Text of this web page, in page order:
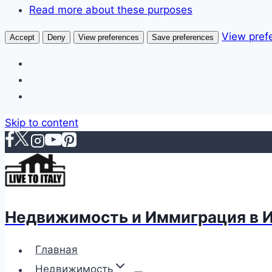
Read more about these purposes
Accept Deny View preferences Save preferences View
Skip to content
Недвижимость и Иммиграция в
Главная
Недвижимость